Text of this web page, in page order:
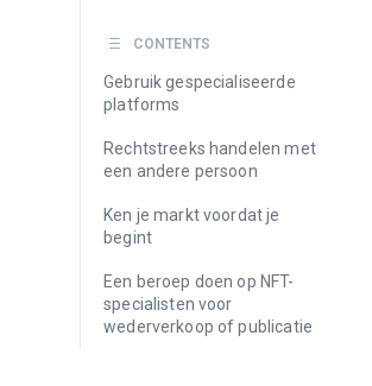
CONTENTS
Gebruik gespecialiseerde
platforms
Rechtstreeks handelen met
een andere persoon
Ken je markt voordat je
begint
Een beroep doen op NFT-
specialisten voor
wederverkoop of publicatie